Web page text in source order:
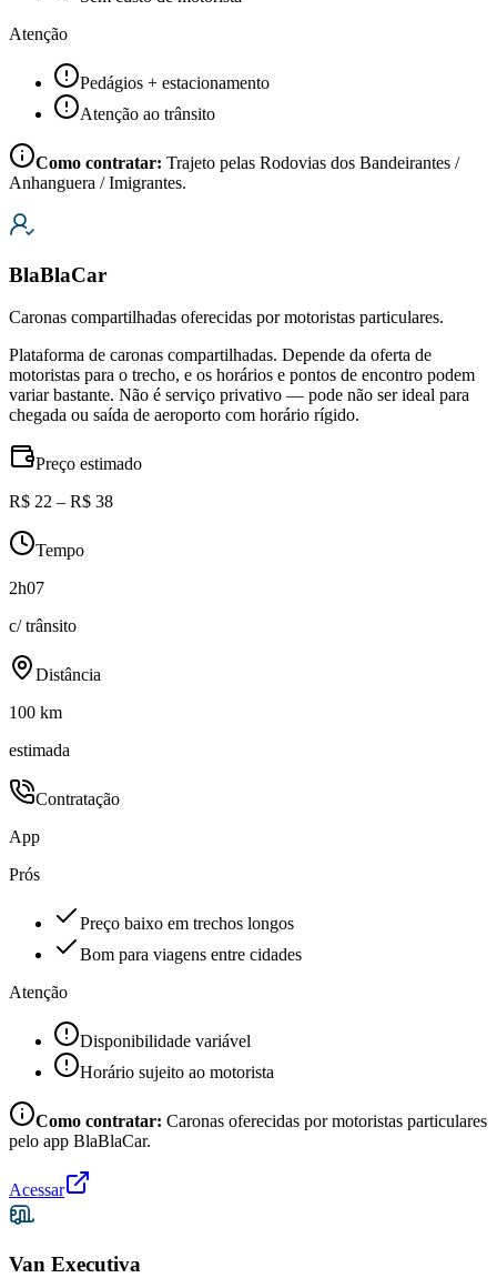
Atenção
Pedágios + estacionamento
Atenção ao trânsito
Como contratar: Trajeto pelas Rodovias dos Bandeirantes /
Anhanguera / Imigrantes.
BlaBlaCar
Caronas compartilhadas oferecidas por motoristas particulares.
Plataforma de caronas compartilhadas. Depende da oferta de
motoristas para o trecho, e os horários e pontos de encontro podem
variar bastante. Não é serviço privativo — pode não ser ideal para
chegada ou saída de aeroporto com horário rígido.
Preço estimado
R$ 22 – R$ 38
Tempo
2h07
c/ trânsito
Distância
100 km
estimada
Contratação
App
Prós
Preço baixo em trechos longos
Bom para viagens entre cidades
Atenção
Disponibilidade variável
Horário sujeito ao motorista
Como contratar: Caronas oferecidas por motoristas particulares
pelo app BlaBlaCar.
Acessar
Van Executiva